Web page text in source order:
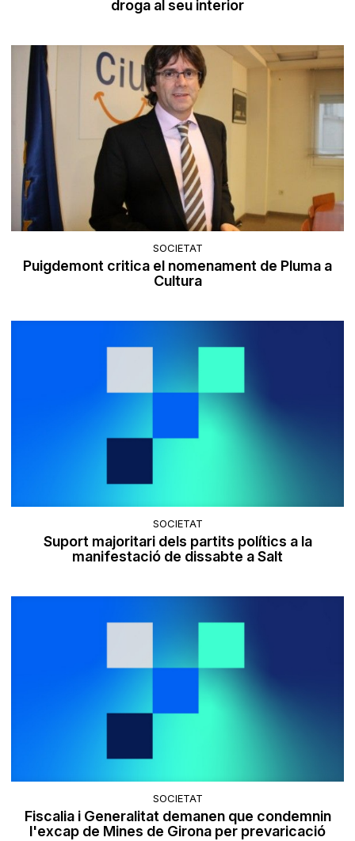
droga al seu interior
SOCIETAT
Puigdemont critica el nomenament de Pluma a
Cultura
SOCIETAT
Suport majoritari dels partits polítics a la
manifestació de dissabte a Salt
SOCIETAT
Fiscalia i Generalitat demanen que condemnin
l'excap de Mines de Girona per prevaricació